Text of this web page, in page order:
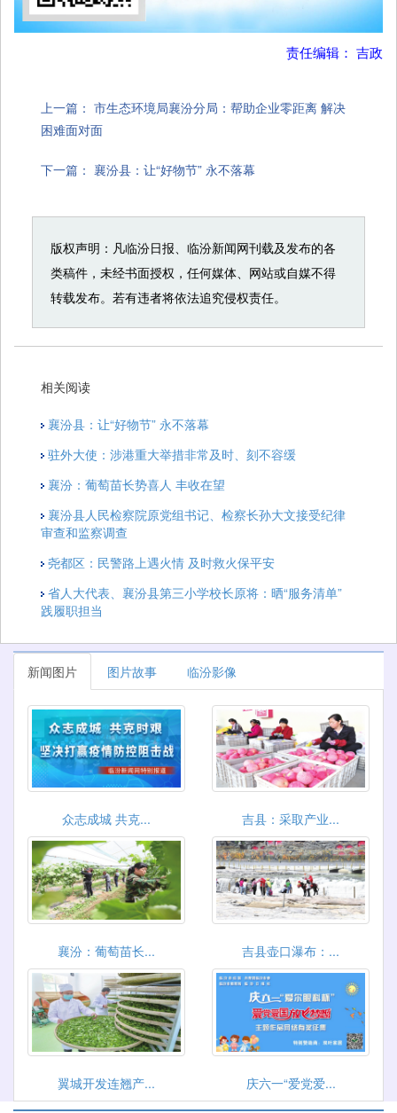
责任编辑： 吉政
上一篇： 市生态环境局襄汾分局：帮助企业零距离 解决
困难面对面
下一篇： 襄汾县：让“好物节” 永不落幕
版权声明：凡临汾日报、临汾新闻网刊载及发布的各
类稿件，未经书面授权，任何媒体、网站或自媒不得
转载发布。若有违者将依法追究侵权责任。
相关阅读
襄汾县：让“好物节” 永不落幕
驻外大使：涉港重大举措非常及时、刻不容缓
襄汾：葡萄苗长势喜人 丰收在望
襄汾县人民检察院原党组书记、检察长孙大文接受纪律
审查和监察调查
尧都区：民警路上遇火情 及时救火保平安
省人大代表、襄汾县第三小学校长原将：晒“服务清单”
践履职担当
新闻图片 图片故事 临汾影像
众志成城 共克... 吉县：采取产业...
襄汾：葡萄苗长... 吉县壶口瀑布：...
翼城开发连翘产... 庆六一“爱党爱...